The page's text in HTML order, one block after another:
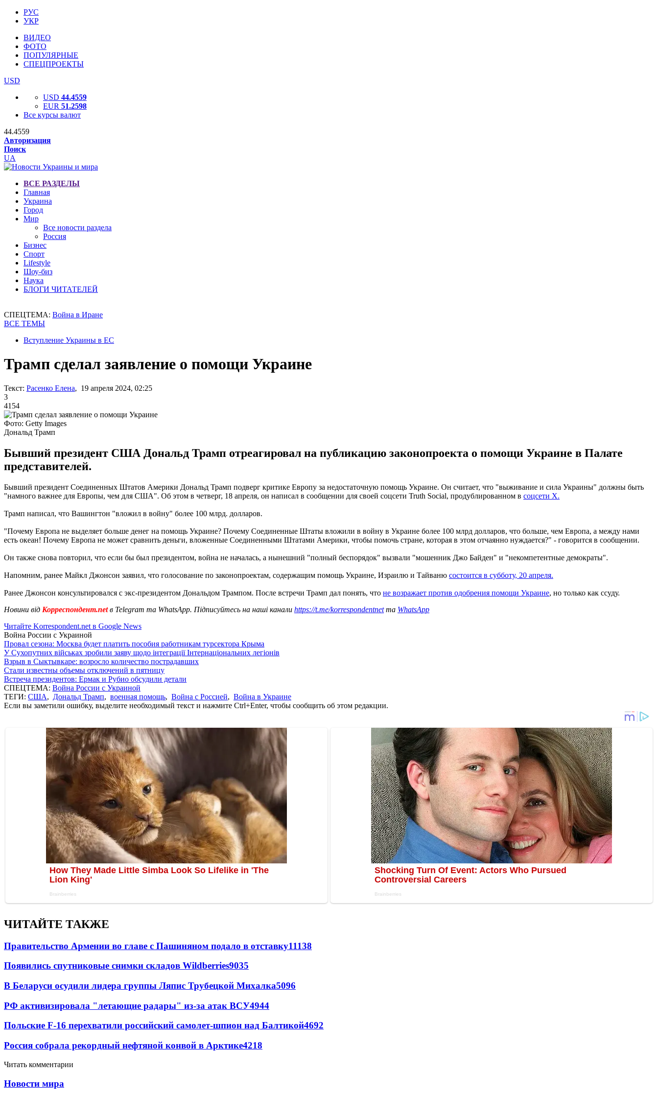
РУС
УКР
ВИДЕО
ФОТО
ПОПУЛЯРНЫЕ
СПЕЦПРОЕКТЫ
USD
USD 44.4559
EUR 51.2598
Все курсы валют
44.4559
Авторизация
Поиск
UA
ВСЕ РАЗДЕЛЫ
Главная
Украина
Город
Мир
Все новости раздела
Россия
Бизнес
Спорт
Lifestyle
Шоу-биз
Наука
БЛОГИ ЧИТАТЕЛЕЙ
СПЕЦТЕМА: Война в Иране
ВСЕ ТЕМЫ
Вступление Украины в ЕС
Трамп сделал заявление о помощи Украине
Текст: Расенко Елена, 19 апреля 2024, 02:25
3
4154
Фото: Getty Images
Дональд Трамп
Бывший президент США Дональд Трамп отреагировал на публикацию законопроекта о помощи Украине в Палате
представителей.
Бывший президент Соединенных Штатов Америки Дональд Трамп подверг критике Европу за недостаточную помощь Украине. Он считает, что "выживание и сила Украины" должны быть
"намного важнее для Европы, чем для США". Об этом в четверг, 18 апреля, он написал в сообщении для своей соцсети Truth Social, продублированном в соцсети X.
Трамп написал, что Вашингтон "вложил в войну" более 100 млрд. долларов.
"Почему Европа не выделяет больше денег на помощь Украине? Почему Соединенные Штаты вложили в войну в Украине более 100 млрд долларов, что больше, чем Европа, а между нами
есть океан! Почему Европа не может сравнить деньги, вложенные Соединенными Штатами Америки, чтобы помочь стране, которая в этом отчаянно нуждается?" - говорится в сообщении.
Он также снова повторил, что если бы был президентом, война не началась, а нынешний "полный беспорядок" вызвали "мошенник Джо Байден" и "некомпетентные демократы".
Напомним, ранее Майкл Джонсон заявил, что голосование по законопроектам, содержащим помощь Украине, Израилю и Тайваню состоится в субботу, 20 апреля.
Ранее Джонсон консультировался с экс-президентом Дональдом Трампом. После встречи Трамп дал понять, что не возражает против одобрения помощи Украине, но только как ссуду.
Новини від Корреспондент.netв Telegram та WhatsApp. Підписуйтесь на наші канали https://t.me/korrespondentnetта WhatsApp
Читайте Korrespondent.net в Google News
Война России с Украиной
Провал сезона: Москва будет платить пособия работникам турсектора Крыма
У Сухопутних військах зробили заяву щодо інтеграції Інтернаціональних легіонів
Взрыв в Сыктывкаре: возросло количество пострадавших
Стали известны объемы отключений в пятницу
Встреча президентов: Ермак и Рубио обсудили детали
СПЕЦТЕМА: Война России с Украиной
ТЕГИ: США, Дональд Трамп, военная помощь, Война с Россией, Война в Украине
Если вы заметили ошибку, выделите необходимый текст и нажмите Ctrl+Enter, чтобы сообщить об этом редакции.
ЧИТАЙТЕ ТАКЖЕ
Правительство Армении во главе с Пашиняном подало в отставку11138
Появились спутниковые снимки складов Wildberries9035
В Беларуси осудили лидера группы Ляпис Трубецкой Михалка5096
РФ активизировала "летающие радары" из-за атак ВСУ4944
Польские F-16 перехватили российский самолет-шпион над Балтикой4692
Россия собрала рекордный нефтяной конвой в Арктике4218
Читать комментарии
Новости мира